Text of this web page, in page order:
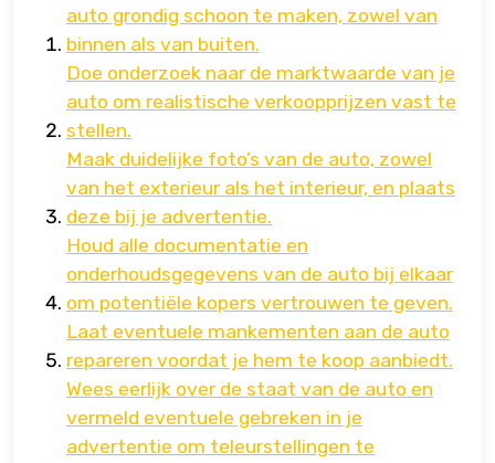
auto grondig schoon te maken, zowel van
binnen als van buiten.
Doe onderzoek naar de marktwaarde van je
auto om realistische verkoopprijzen vast te
stellen.
Maak duidelijke foto’s van de auto, zowel
van het exterieur als het interieur, en plaats
deze bij je advertentie.
Houd alle documentatie en
onderhoudsgegevens van de auto bij elkaar
om potentiële kopers vertrouwen te geven.
Laat eventuele mankementen aan de auto
repareren voordat je hem te koop aanbiedt.
Wees eerlijk over de staat van de auto en
vermeld eventuele gebreken in je
advertentie om teleurstellingen te